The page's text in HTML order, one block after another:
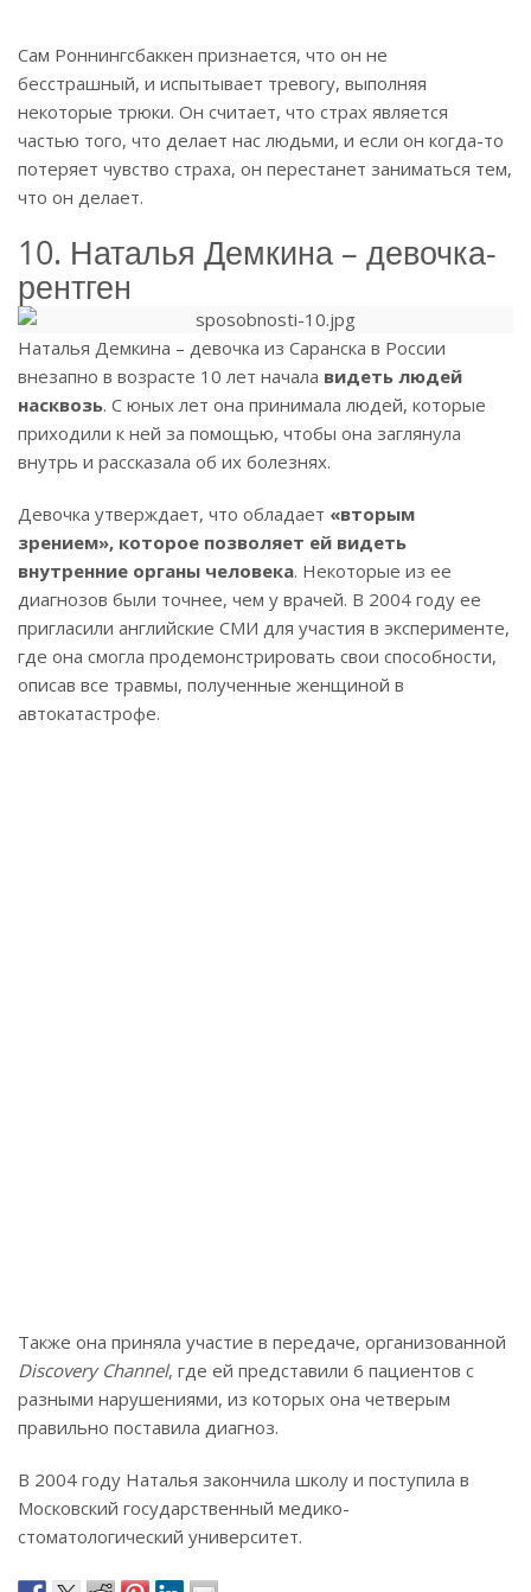
Сам Роннингсбаккен признается, что он не
бесстрашный, и испытывает тревогу, выполняя
некоторые трюки. Он считает, что страх является
частью того, что делает нас людьми, и если он когда-то
потеряет чувство страха, он перестанет заниматься тем,
что он делает.
10. Наталья Демкина – девочка-
рентген
Наталья Демкина – девочка из Саранска в России
внезапно в возрасте 10 лет начала видеть людей
насквозь. С юных лет она принимала людей, которые
приходили к ней за помощью, чтобы она заглянула
внутрь и рассказала об их болезнях.
Девочка утверждает, что обладает «вторым
зрением», которое позволяет ей видеть
внутренние органы человека. Некоторые из ее
диагнозов были точнее, чем у врачей. В 2004 году ее
пригласили английские СМИ для участия в эксперименте,
где она смогла продемонстрировать свои способности,
описав все травмы, полученные женщиной в
автокатастрофе.
Также она приняла участие в передаче, организованной
Discovery Channel, где ей представили 6 пациентов с
разными нарушениями, из которых она четверым
правильно поставила диагноз.
В 2004 году Наталья закончила школу и поступила в
Московский государственный медико-
стоматологический университет.